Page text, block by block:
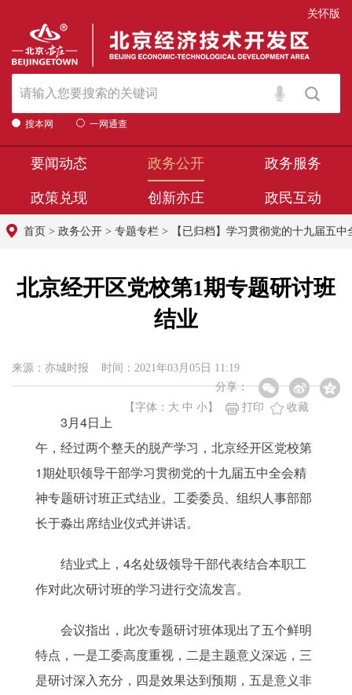
关怀版
搜本网 一网通查
要闻动态 政务公开 政务服务
政策兑现 创新亦庄 政民互动
首页 > 政务公开 > 专题专栏 > 【已归档】学习贯彻党的十九届五中
北京经开区党校第1期专题研讨班
结业
来源：亦城时报 时间：2021年03月05日 11:19
分享：
【字体： 大 中 小 】 打印 收藏
3月4日上
午，经过两个整天的脱产学习，北京经开区党校第
1期处职领导干部学习贯彻党的十九届五中全会精
神专题研讨班正式结业。工委委员、组织人事部部
长于淼出席结业仪式并讲话。
结业式上，4名处级领导干部代表结合本职工
作对此次研讨班的学习进行交流发言。
会议指出，此次专题研讨班体现出了五个鲜明
特点，一是工委高度重视，二是主题意义深远，三
是研讨深入充分，四是效果达到预期，五是意义非